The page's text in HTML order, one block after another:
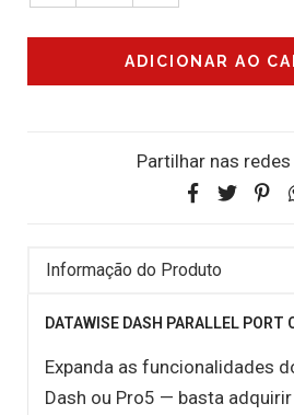
Partilhar nas
Informação do Produto
DATAWISE DASH PARALLEL PORT
Expanda as funcionalidades
Dash ou Pro5 — basta